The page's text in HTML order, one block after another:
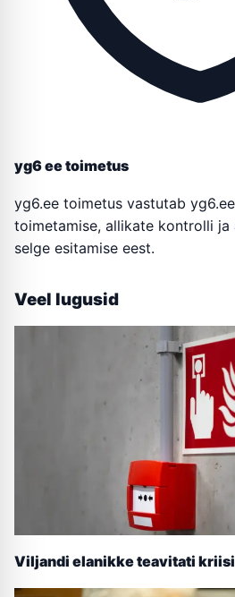
yg6 ee toimetus
yg6.ee toimetus vastutab
toimetamise, allikate kontrolli ja
selge esitamise eest.
Veel lugusid
Viljandi elanikke teavitati